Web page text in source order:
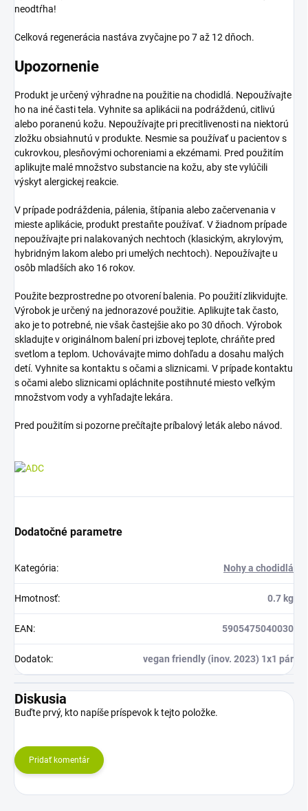
neodtŕha!
Celková regenerácia nastáva zvyčajne po 7 až 12 dňoch.
Upozornenie
Produkt je určený výhradne na použitie na chodidlá. Nepoužívajte
ho na iné časti tela. Vyhnite sa aplikácii na podráždenú, citlivú
alebo poranenú kožu. Nepoužívajte pri precitlivenosti na niektorú
zložku obsiahnutú v produkte. Nesmie sa používať u pacientov s
cukrovkou, plesňovými ochoreniami a ekzémami. Pred použitím
aplikujte malé množstvo substancie na kožu, aby ste vylúčili
výskyt alergickej reakcie.
V prípade podráždenia, pálenia, štípania alebo začervenania v
mieste aplikácie, produkt prestaňte používať. V žiadnom prípade
nepoužívajte pri nalakovaných nechtoch (klasickým, akrylovým,
hybridným lakom alebo pri umelých nechtoch). Nepoužívajte u
osôb mladších ako 16 rokov.
Použite bezprostredne po otvorení balenia. Po použití zlikvidujte.
Výrobok je určený na jednorazové použitie. Aplikujte tak často,
ako je to potrebné, nie však častejšie ako po 30 dňoch. Výrobok
skladujte v originálnom balení pri izbovej teplote, chráňte pred
svetlom a teplom. Uchovávajte mimo dohľadu a dosahu malých
detí. Vyhnite sa kontaktu s očami a sliznicami. V prípade kontaktu
s očami alebo sliznicami opláchnite postihnuté miesto veľkým
množstvom vody a vyhľadajte lekára.
Pred použitím si pozorne prečítajte príbalový leták alebo návod.
Dodatočné parametre
Kategória: Nohy a chodidlá
Hmotnosť: 0.7 kg
EAN: 5905475040030
Dodatok: vegan friendly (inov. 2023) 1x1 pár
Diskusia
Buďte prvý, kto napíše príspevok k tejto položke.
Pridať komentár